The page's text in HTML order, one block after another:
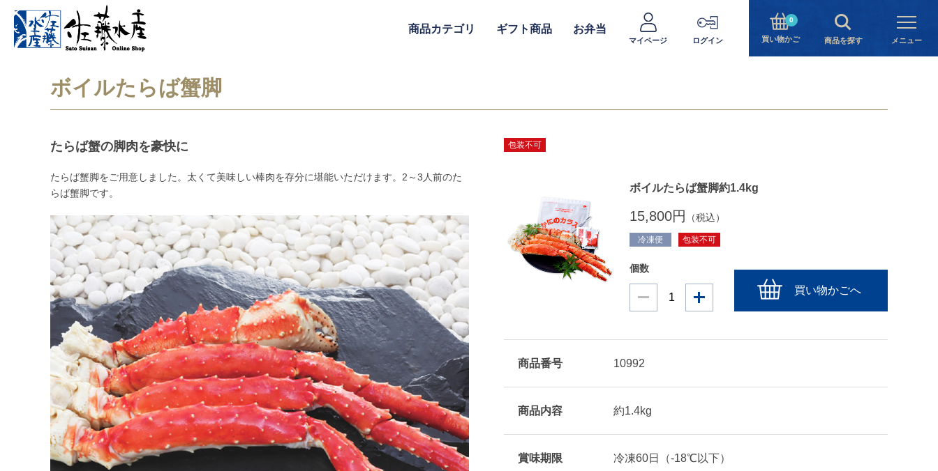
商品カテゴリ ギフト商品 お弁当
マイページ ログイン
0
買い物かご 商品を探す メニュー
ボイルたらば蟹脚
たらば蟹の脚肉を豪快に
たらば蟹脚をご用意しました。太くて美味しい棒肉を存分に堪能いただけます。2～3人前のた
らば蟹脚です。
包装不可
ボイルたらば蟹脚約1.4kg
15,800円 （税込）
冷凍便 包装不可
個数
買い物かごへ
商品番号 10992
商品内容 約1.4kg
賞味期限 冷凍60日（-18℃以下）